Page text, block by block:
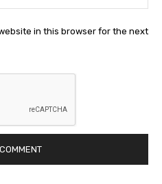
in this browser for the next